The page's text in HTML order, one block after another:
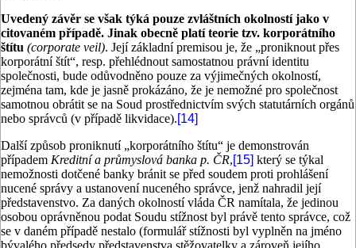
Uvedený závěr se však týká pouze zvláštních okolností jako v
citovaném případě. Jinak obecně platí teorie tzv. korporátního
štítu (corporate veil). Její základní premisou je, že „proniknout přes
korporátní štít“, resp. přehlédnout samostatnou právní identitu
společnosti, bude odůvodněno pouze za výjimečných okolností,
zejména tam, kde je jasně prokázáno, že je nemožné pro společnost
samotnou obrátit se na Soud prostřednictvím svých statutárních orgánů
nebo správců (v případě likvidace).[14]
Další způsob proniknutí „korporátního štítu“ je demonstrován
případem Kreditní a průmyslová banka p. ČR,[15] který se týkal
nemožnosti dotčené banky bránit se před soudem proti prohlášení
nucené správy a ustanovení nuceného správce, jenž nahradil její
představenstvo. Za daných okolností vláda ČR namítala, že jedinou
osobou oprávněnou podat Soudu stížnost byl právě tento správce, což
se v daném případě nestalo (formulář stížnosti byl vyplněn na jméno
bývalého předsedy představenstva stěžovatelky a zároveň jejího